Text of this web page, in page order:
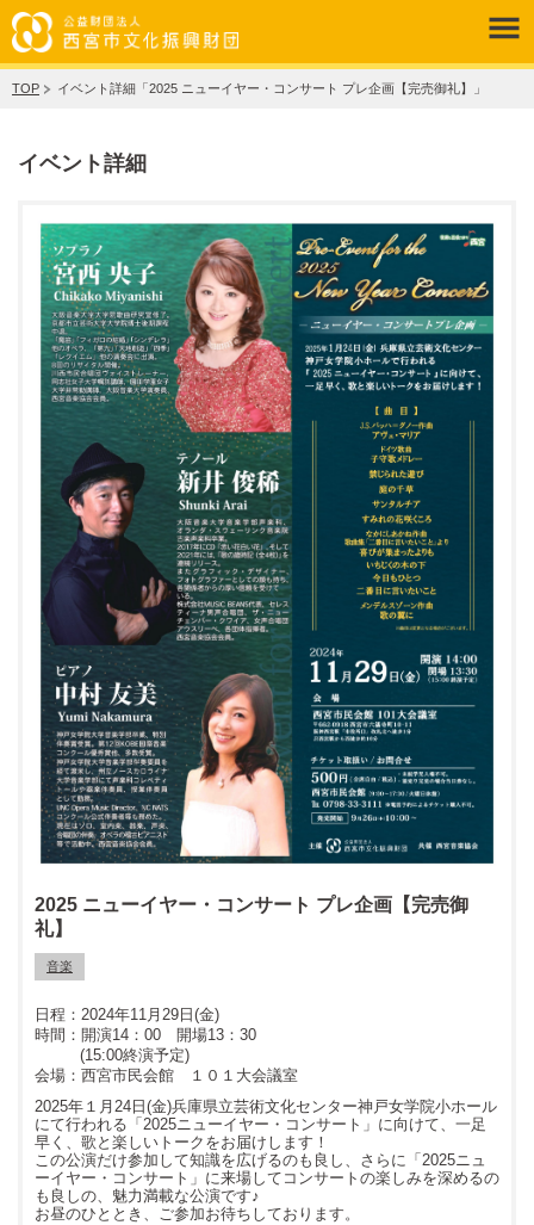
TOP イベント詳細「2025 ニューイヤー・コンサート プレ企画【完売御礼】」
イベント詳細
2025 ニューイヤー・コンサート プレ企画【完売御
礼】
音楽
2024年11月29日(金)
開演14：00 開場13：30
(15:00終演予定)
西宮市民会館 １０１大会議室
2025年１月24日(金)兵庫県立芸術文化センター神戸女学院小ホール
にて行われる「2025ニューイヤー・コンサート」に向けて、一足
早く、歌と楽しいトークをお届けします！
この公演だけ参加して知識を広げるのも良し、さらに「2025ニュ
ーイヤー・コンサート」に来場してコンサートの楽しみを深めるの
も良しの、魅力満載な公演です♪
お昼のひととき、ご参加お待ちしております。